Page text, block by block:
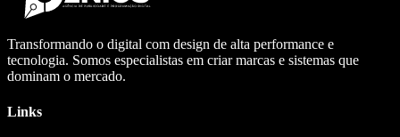
Transformando o digital com design de alta performance e
tecnologia. Somos especialistas em criar marcas e sistemas que
dominam o mercado.
Links